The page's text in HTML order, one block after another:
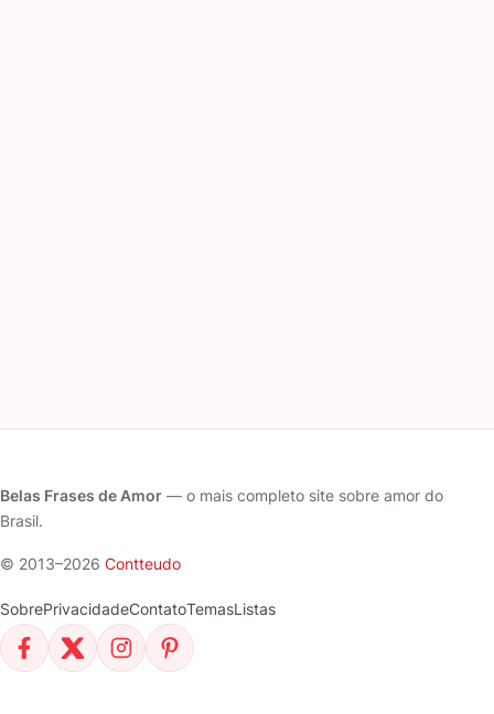
Belas Frases de Amor — o mais completo site sobre amor do
Brasil.
© 2013–2026 Contteudo
SobrePrivacidadeContatoTemasListas